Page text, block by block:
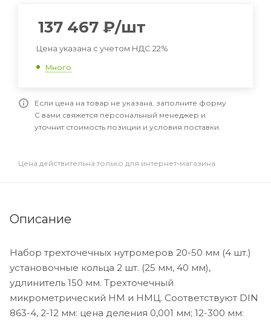
137 467 ₽/шт
Цена указана с учетом НДС 22%
Много
Если цена на товар не указана, заполните форму
С вами свяжется персональный менеджер и
уточнит стоимость позиции и условия поставки.
Цена действительна только для интернет-магазина
Описание
Набор трехточечных нутромеров 20-50 мм (4 шт.)
установочные кольца 2 шт. (25 мм, 40 мм),
удлинитель 150 мм. Трехточечный
микрометрический НМ и НМЦ. Соответствуют DIN
863-4, 2-12 мм: цена деления 0,001 мм; 12-300 мм: